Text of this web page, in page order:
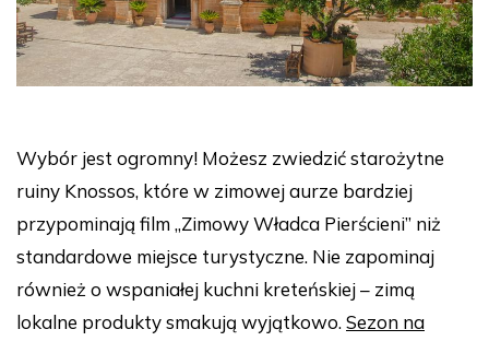
Wybór jest ogromny! Możesz zwiedzić starożytne
ruiny Knossos, które w zimowej aurze bardziej
przypominają film „Zimowy Władca Pierścieni” niż
standardowe miejsce turystyczne. Nie zapominaj
również o wspaniałej kuchni kreteńskiej – zimą
lokalne produkty smakują wyjątkowo. Sezon na